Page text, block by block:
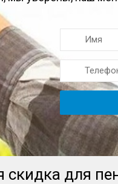
скидка для